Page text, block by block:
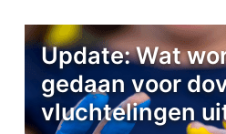
Update: Wat
gedaan voor
vluchtelingen